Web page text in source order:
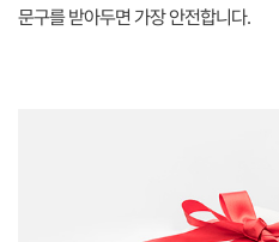
문구를 받아두면 가장 안전합니다.